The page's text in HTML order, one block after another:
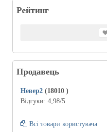
Рейтинг
Продавець
Невер2 (18010 )
Відгуки: 4,98/5
Всі товари користувача